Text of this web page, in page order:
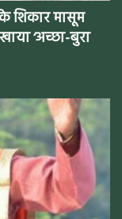
शिकार मासूम
‘अच्छा-बुरा